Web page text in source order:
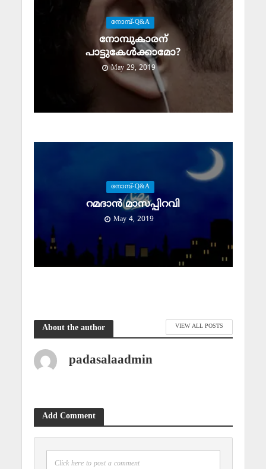
നോമ്പ്-Q&A
നോമ്പുകാരന്
പാട്ടുകേള്‍ക്കാമോ?
May 29, 2019
നോമ്പ്-Q&A
റമദാന്‍ മാസപ്പിറവി
May 4, 2019
About the author VIEW ALL POSTS
padasalaadmin
Add Comment
Click here to post a comment